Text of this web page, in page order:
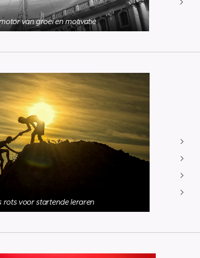
van groei en motivatie
rots voor startende leraren